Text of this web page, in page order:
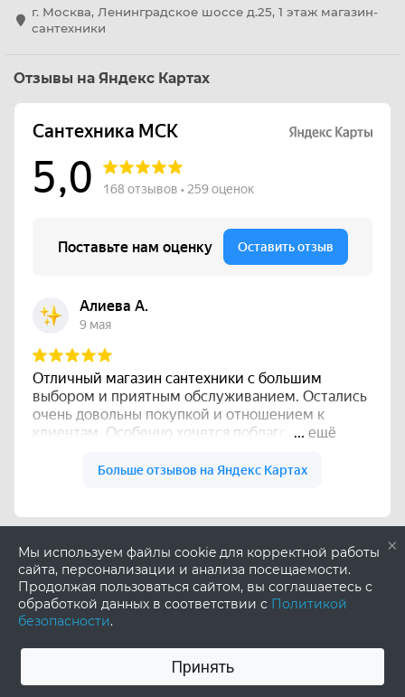
×
Мы используем файлы cookie для корректной работы
сайта, персонализации и анализа посещаемости.
Продолжая пользоваться сайтом, вы соглашаетесь с
обработкой данных в соответствии с Политикой
безопасности.
Принять
г. Москва, Ленинградское шоссе д.25, 1 этаж магазин-
сантехники
Отзывы на Яндекс Картах
0 0